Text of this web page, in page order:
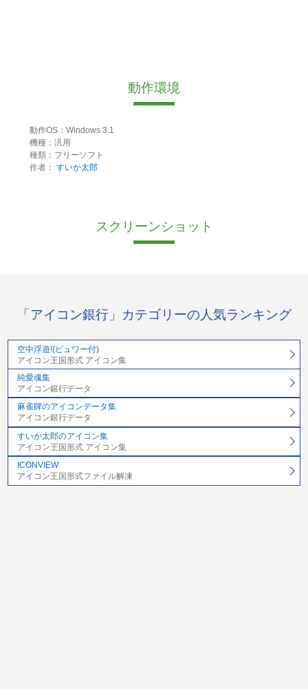
動作環境
動作OS：Windows 3.1
機種：汎用
種類：フリーソフト
作者： すいか太郎
スクリーンショット
「アイコン銀行」カテゴリーの人気ランキング
空中浮遊!(ビュワー付)
アイコン王国形式 アイコン集
純愛魂集
アイコン銀行データ
麻雀牌のアイコンデータ集
アイコン銀行データ
すいか太郎のアイコン集
アイコン王国形式 アイコン集
ICONVIEW
アイコン王国形式ファイル解凍